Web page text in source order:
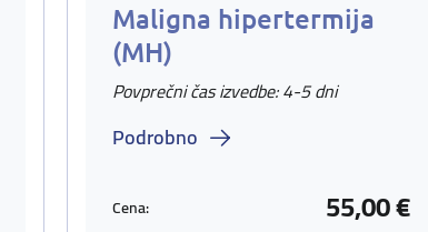
Maligna hipertermija
(MH)
Povprečni čas izvedbe: 4-5 dni
Podrobno
Cena: 55,00 €